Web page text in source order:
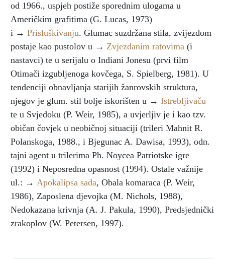
od 1966., uspjeh postiže sporednim ulogama u
Američkim grafitima (G. Lucas, 1973)
i → Prisluškivanju. Glumac suzdržana stila, zvijezdom
postaje kao pustolov u → Zvjezdanim ratovima (i
nastavci) te u serijalu o Indiani Jonesu (prvi film
Otimači izgubljenoga kovčega, S. Spielberg, 1981). U
tendenciji obnavljanja starijih žanrovskih struktura,
njegov je glum. stil bolje iskorišten u → Istrebljivaču
te u Svjedoku (P. Weir, 1985), a uvjerljiv je i kao tzv.
običan čovjek u neobičnoj situaciji (trileri Mahnit R.
Polanskoga, 1988., i Bjegunac A. Dawisa, 1993), odn.
tajni agent u trilerima Ph. Noycea Patriotske igre
(1992) i Neposredna opasnost (1994). Ostale važnije
ul.: → Apokalipsa sada, Obala komaraca (P. Weir,
1986), Zaposlena djevojka (M. Nichols, 1988),
Nedokazana krivnja (A. J. Pakula, 1990), Predsjednički
zrakoplov (W. Petersen, 1997).